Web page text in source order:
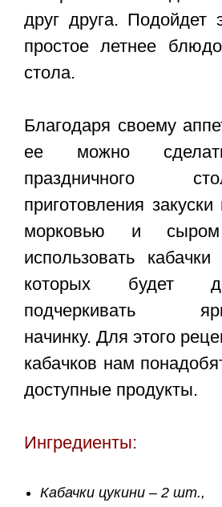
друг друга. Подойдет
простое летнее
стола.
Благодаря своему
ее можно
праздничного
приготовления
морковью и сыром
использовать
которых будет
подчеркивать
начинку. Для этого
кабачков нам
доступные продукты.
Ингредиенты:
Кабачки цукини – 2 шт.,